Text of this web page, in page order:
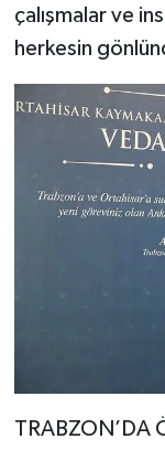
çalışmalar ve
herkesin
TRABZON’DA